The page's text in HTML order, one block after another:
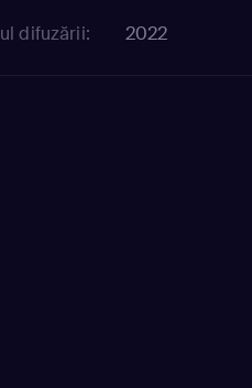
difuzării: 2022